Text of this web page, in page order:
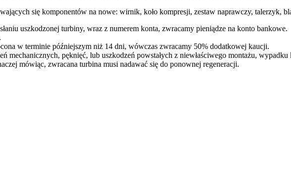
się komponentów na nowe: wirnik, koło kompresji, zestaw naprawczy, talerzyk,
uszkodzonej turbiny, wraz z numerem konta, zwracamy pieniądze na konto bankowe.
w terminie późniejszym niż 14 dni, wówczas zwracamy 50% dodatkowej kaucji.
mechanicznych, pęknięć, lub uszkodzeń powstałych z niewłaściwego montażu,
mówiąc, zwracana turbina musi nadawać się do ponownej regeneracji.